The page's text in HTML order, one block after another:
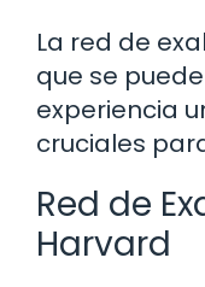
La red de
que se
experiencia
cruciales
Red de
Harvard